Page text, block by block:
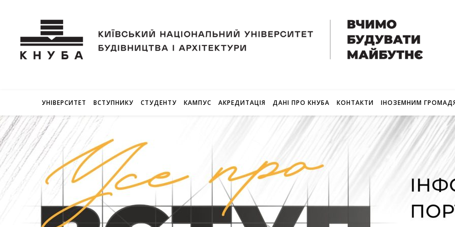
УНІВЕРСИТЕТ ВСТУПНИКУ СТУДЕНТУ КАМПУС АКРЕДИТАЦІЯ ДАНІ ПРО КНУБА КОНТАКТИ ІНОЗЕМНИМ